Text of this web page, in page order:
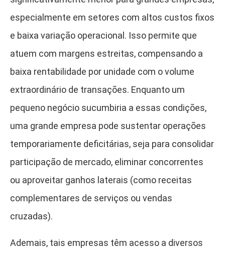
especialmente em setores com altos custos fixos
e baixa variação operacional. Isso permite que
atuem com margens estreitas, compensando a
baixa rentabilidade por unidade com o volume
extraordinário de transações. Enquanto um
pequeno negócio sucumbiria a essas condições,
uma grande empresa pode sustentar operações
temporariamente deficitárias, seja para consolidar
participação de mercado, eliminar concorrentes
ou aproveitar ganhos laterais (como receitas
complementares de serviços ou vendas
cruzadas).
Ademais, tais empresas têm acesso a diversos